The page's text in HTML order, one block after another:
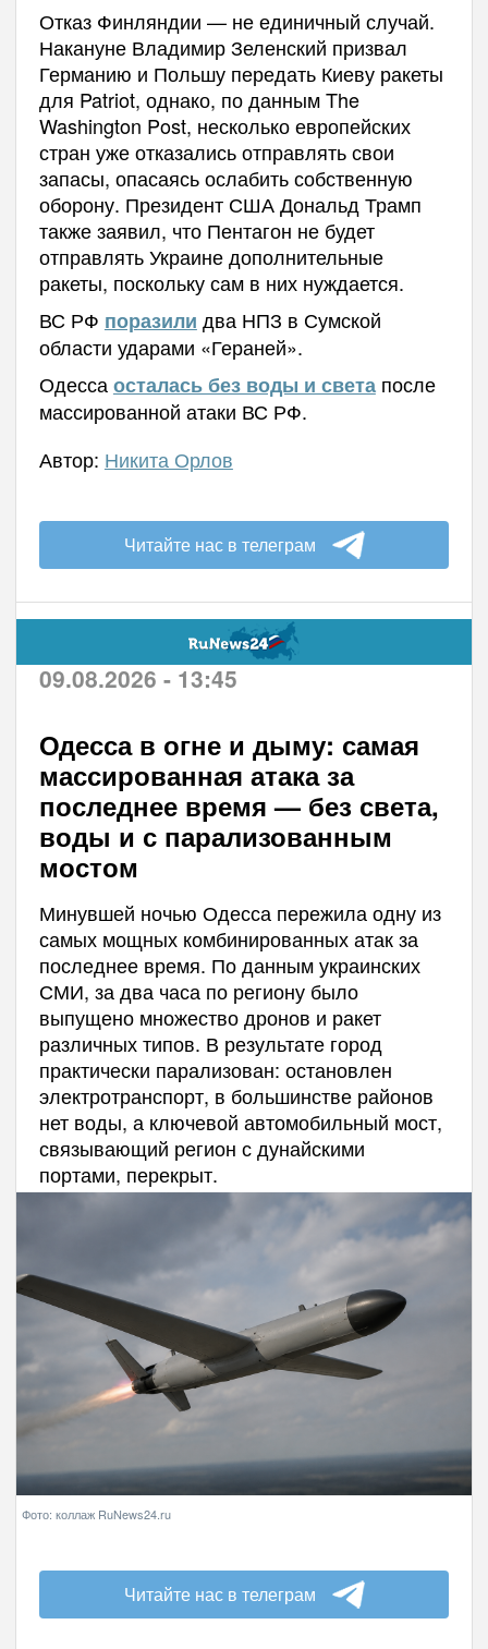
Отказ Финляндии — не единичный случай.
Накануне Владимир Зеленский призвал
Германию и Польшу передать Киеву ракеты
для Patriot, однако, по данным The
Washington Post, несколько европейских
стран уже отказались отправлять свои
запасы, опасаясь ослабить собственную
оборону. Президент США Дональд Трамп
также заявил, что Пентагон не будет
отправлять Украине дополнительные
ракеты, поскольку сам в них нуждается.
ВС РФ поразили два НПЗ в Сумской
области ударами «Гераней».
Одессаосталась без воды и светапосле
массированной атаки ВС РФ.
Автор: Никита Орлов
Читайте нас в телеграм
09.08.2026 - 13:45
Одесса в огне и дыму: самая
массированная атака за
последнее время — без света,
воды и с парализованным
мостом
Минувшей ночью Одесса пережила одну из
самых мощных комбинированных атак за
последнее время. По данным украинских
СМИ, за два часа по региону было
выпущено множество дронов и ракет
различных типов. В результате город
практически парализован: остановлен
электротранспорт, в большинстве районов
нет воды, а ключевой автомобильный мост,
связывающий регион с дунайскими
портами, перекрыт.
Фото: коллаж RuNews24.ru
Читайте нас в телеграм